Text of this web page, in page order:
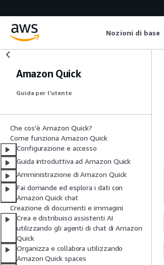
Nozioni di base
Amazon Quick
Guida per l’utente
Che cos'è Amazon Quick?
Come funziona Amazon Quick
Configurazione e accesso
Guida introduttiva ad Amazon Quick
Amministrazione di Amazon Quick
Fai domande ed esplora i dati con
Amazon Quick chat
Creazione di documenti e immagini
Crea e distribuisci assistenti AI
utilizzando gli agenti di chat di Amazon
Quick
Organizza e collabora utilizzando
Amazon Quick spaces